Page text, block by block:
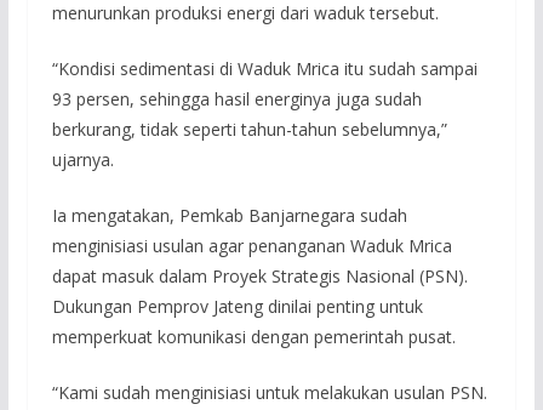
menurunkan produksi energi dari waduk tersebut.
“Kondisi sedimentasi di Waduk Mrica itu sudah sampai
93 persen, sehingga hasil energinya juga sudah
berkurang, tidak seperti tahun-tahun sebelumnya,”
ujarnya.
Ia mengatakan, Pemkab Banjarnegara sudah
menginisiasi usulan agar penanganan Waduk Mrica
dapat masuk dalam Proyek Strategis Nasional (PSN).
Dukungan Pemprov Jateng dinilai penting untuk
memperkuat komunikasi dengan pemerintah pusat.
“Kami sudah menginisiasi untuk melakukan usulan PSN.